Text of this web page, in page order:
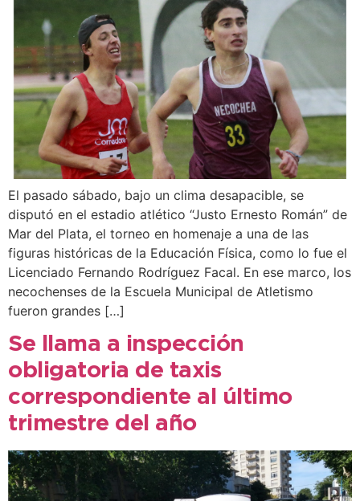
El pasado sábado, bajo un clima desapacible, se
disputó en el estadio atlético “Justo Ernesto Román” de
Mar del Plata, el torneo en homenaje a una de las
figuras históricas de la Educación Física, como lo fue el
Licenciado Fernando Rodríguez Facal. En ese marco, los
necochenses de la Escuela Municipal de Atletismo
fueron grandes […]
Se llama a inspección
obligatoria de taxis
correspondiente al último
trimestre del año